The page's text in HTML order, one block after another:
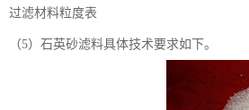
过滤材料粒度表
（5）石英砂滤料具体技术要求如下。